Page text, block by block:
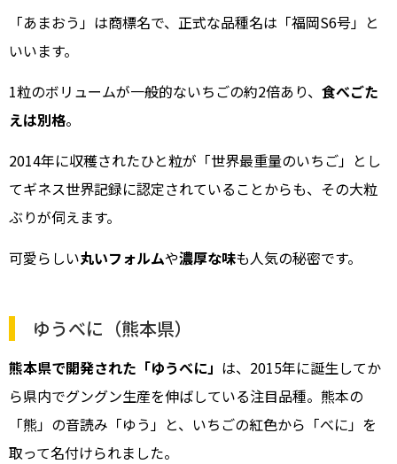
「あまおう」は商標名で、正式な品種名は「福岡S6号」と
いいます。
1粒のボリュームが一般的ないちごの約2倍あり、 食べごた
えは別格。
2014年に収穫されたひと粒が「世界最重量のいちご」とし
てギネス世界記録に認定されていることからも、その大粒
ぶりが伺えます。
可愛らしい丸いフォルムや濃厚な味も人気の秘密です。
ゆうべに（熊本県）
熊本県で開発された「ゆうべに」 は、2015年に誕生してか
ら県内でグングン生産を伸ばしている注目品種。熊本の
「熊」の音読み「ゆう」と、いちごの紅色から「べに」を
取って名付けられました。